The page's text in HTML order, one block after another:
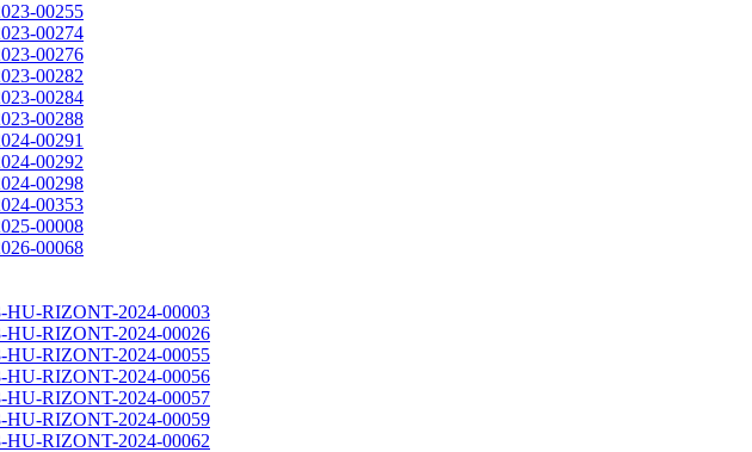
00255
00274
00276
00282
00284
00288
00291
00292
00298
00353
00008
00068
HU-RIZONT-2024-00003
HU-RIZONT-2024-00026
HU-RIZONT-2024-00055
HU-RIZONT-2024-00056
HU-RIZONT-2024-00057
HU-RIZONT-2024-00059
HU-RIZONT-2024-00062